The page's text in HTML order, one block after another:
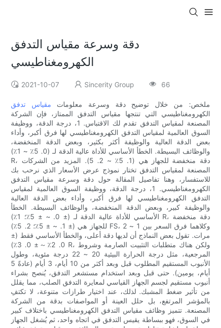
دقة وسرعة مقياس التدفق
الكهرومغناطيسي
2021-10-07 Sincerity Group 66
ملخص: من خلال توضيح دقة وسرعة معلومات مقياس تدفق
الكهرومغناطيسي التي تنتجها مقياس التدفق الممتاز، فإن الشركة
المصنعة لمقياس التدفق تقدم لك الاقتباس. 1، درجة الدقة، ووظيفة
السوق العالمية لمقياس التدفق الكهرومغناطيسي لها فرق أكبر، وأداء
بعض الدقة العالية والوظيفة أكثر بكثير، وبعض الدقة المنخفضة،
والوظائف البسيطة. الخطأ الأساسي للأداة عالية الدقة لـ (0. 5٪ ~ 1٪)
R، دقة منخفضة للجهاز هي (1. 5٪ ~ 2. 5). المزيد من الشركات
المصنعة لمقياس التدفق تختار نموذج عرض الأسعار الذي نرحب بك
للاستفسار، وهنا تفاصيل المقالة حول دقة وسرعة مقياس التدفق
الكهرومغناطيسي. 1، درجة الدقة، ووظيفة السوق العالمية لمقياس
التدفق الكهرومغناطيسي لها فرق أكبر، وأداء بعض الدقة العالية
والوظيفة كبير، وبعض الدقة المنخفضة، والوظائف البسيطة. الخطأ
الأساسي للأداة عالية الدقة لـ (± 0. ~ ± 5٪؛ 1٪) R، دقة منخفضة
للجهاز هي (± 1. ~ ± 5٪؛ 2. 5٪) FS، وكلاهما فرق السعر بين 1 ~ 2
مرات. تقول بعض النماذج أن لديها دقة أعلى، والخطأ الأساسي فقط (±
0. 2٪～± 0. 3٪) R، ولكن هناك متطلبات التثبيت الصارمة وشروط
المرجعية، مثل درجة الحرارة البيئية 20 ~ 22 درجة مئوية، وطول
الأنبوب المستقيم المطلوب قبل وبعد أكثر من 10 أيام، 3 أيام (عادةً 5
أيام، يومين). حتى قبل وبعد استخدام مستشعر التدفق، يُنصح بشراء
أنبوب مستقيم لجسم الجهاز القياسي لمعايرة التدفق الصلب، مما يقلل
من تأثير ضغط المشبك. لذلك، عند اختيار طرازات متنوعة، لا تكتفِ
بالمؤشر المرتفع، بل حلل العينة أو المواصفات بدقة من الشركة
المصنعة. تتميز وظائف مقياس التدفق الكهرومغناطيسي باختلاف كبير
في السوق، فهو ببساطة يقيس التدفق في اتجاه واحد، ثم يُشغل الجهاز